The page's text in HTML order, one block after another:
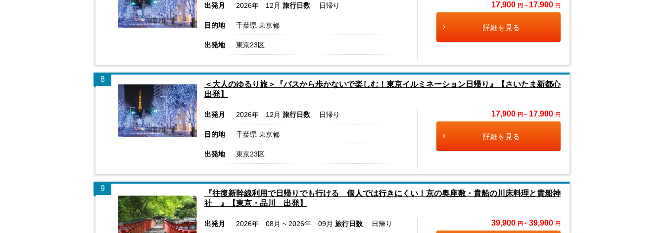
出発月 2026年 12月 旅行日数 日帰り
目的地 千葉県 東京都
出発地 東京23区
17,900 円 ~ 17,900 円
詳細を見る
8
＜大人のゆるり旅＞『バスから歩かないで楽しむ！東京イルミネーション日帰り』【さいたま新都心
出発】
出発月 2026年 12月 旅行日数 日帰り
目的地 千葉県 東京都
出発地 東京23区
17,900 円 ~ 17,900 円
詳細を見る
9
『往復新幹線利用で日帰りでも行ける 個人では行きにくい！京の奥座敷・貴船の川床料理と貴船神
社 』【東京・品川 出発】
出発月 2026年 08月 ~ 2026年 09月 旅行日数 日帰り 39,900 円 ~ 39,900 円